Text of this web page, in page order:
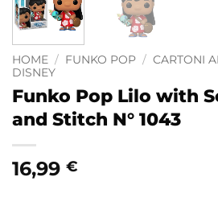
HOME / FUNKO POP / CARTONI
DISNEY
Funko Pop Lilo with
and Stitch N° 1043
16,99 €